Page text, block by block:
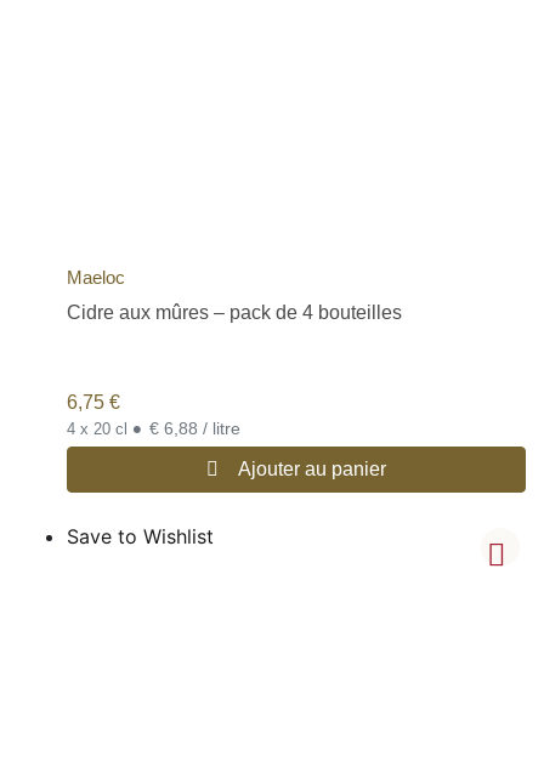
Maeloc
Cidre aux mûres – pack de 4 bouteilles
6,75 €
4 x 20 cl • € 6,88 / litre
Ajouter au panier
Save to Wishlist